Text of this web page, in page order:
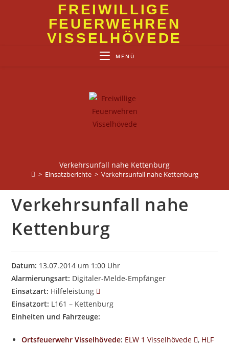
FREIWILLIGE
FEUERWEHREN
VISSELHÖVEDE
MENÜ
Verkehrsunfall nahe Kettenburg
> Einsatzberichte > Verkehrsunfall nahe Kettenburg
Verkehrsunfall nahe
Kettenburg
Datum: 13.07.2014 um 1:00 Uhr
Alarmierungsart: Digitaler-Melde-Empfänger
Einsatzart: Hilfeleistung
Einsatzort: L161 – Kettenburg
Einheiten und Fahrzeuge:
Ortsfeuerwehr Visselhövede: ELW 1 Visselhövede , HLF